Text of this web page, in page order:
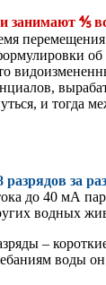
занимают ⅘
и тогда
за
до 40 мА
водных
–
воды